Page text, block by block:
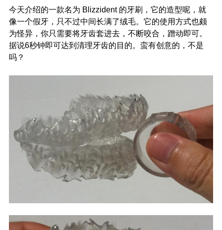
今天介绍的一款名为 Blizzident 的牙刷，它的造型呢，就
像一个假牙，只不过中间长满了绒毛。它的使用方式也颇
为怪异，你只需要将牙齿套进去，不断咬合，蹭动即可。
据说6秒钟即可达到清理牙齿的目的。蛮有创意的，不是
吗？